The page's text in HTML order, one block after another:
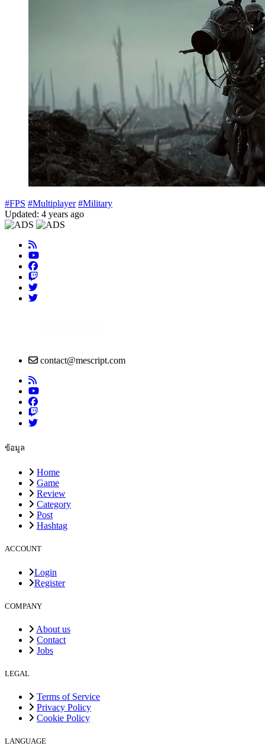
#FPS #Multiplayer #Military
Updated: 4 years ago
contact@mescript.com
ข้อมูล
Home
Game
Review
Category
Post
Hashtag
ACCOUNT
Login
Register
COMPANY
About us
Contact
Jobs
LEGAL
Terms of Service
Privacy Policy
Cookie Policy
LANGUAGE